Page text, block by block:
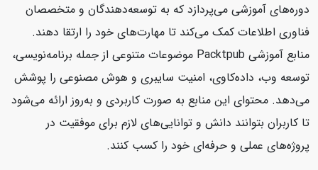
دوره‌های آموزشی می‌پردازد که به توسعه‌دهندگان و متخصصان
فناوری اطلاعات کمک می‌کند تا مهارت‌های خود را ارتقا دهند.
منابع آموزشی Packtpub موضوعات متنوعی از جمله برنامه‌نویسی،
توسعه وب، داده‌کاوی، امنیت سایبری و هوش مصنوعی را پوشش
می‌دهد. محتوای این منابع به صورت کاربردی و به‌روز ارائه می‌شود
تا کاربران بتوانند دانش و توانایی‌های لازم برای موفقیت در
پروژه‌های عملی و حرفه‌ای خود را کسب کنند.